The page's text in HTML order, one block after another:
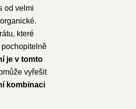
od velmi
které
pochopitelně
je v tomto
vyřešit
kombinaci